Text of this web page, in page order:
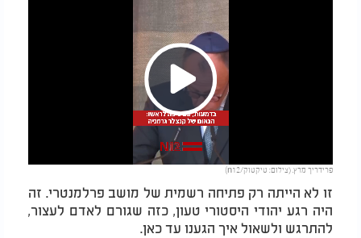
Play
Video
פרידריך מרץ. (צילום: טיקטוק/n12)
זו לא הייתה רק פתיחה רשמית של מושב פרלמנטרי. זה
היה רגע יהודי היסטורי טעון, כזה שגורם לאדם לעצור,
להתרגש ולשאול איך הגענו עד כאן.